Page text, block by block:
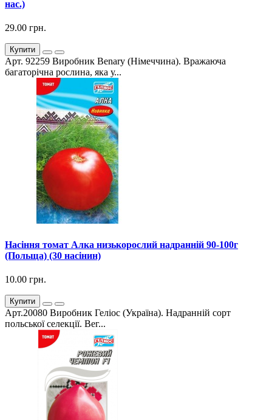
нас.)
29.00 грн.
Купити
Арт. 92259 Виробник Benary (Німеччина). Вражаюча
багаторічна рослина, яка у...
Насіння томат Алка низькорослий надранній 90-100г
(Польща) (30 насінин)
10.00 грн.
Купити
Арт.20080 Виробник Геліос (Україна). Надранній сорт
польської селекції. Вег...